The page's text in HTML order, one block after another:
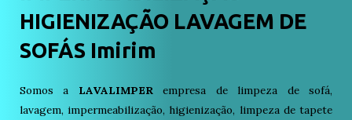
HIGIENIZAÇÃO LAVAGEM DE
SOFÁS Imirim
Somos a LAVALIMPERempresa de limpeza de sofá,
lavagem, impermeabilização, higienização, limpeza de tapete